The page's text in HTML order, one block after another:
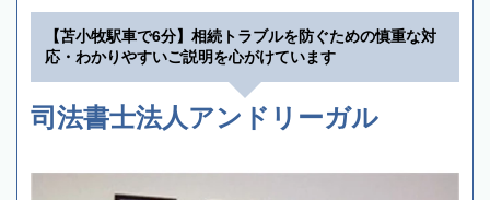
【苫小牧駅車で6分】相続トラブルを防ぐための慎重な対
応・わかりやすいご説明を心がけています
司法書士法人アンドリーガル